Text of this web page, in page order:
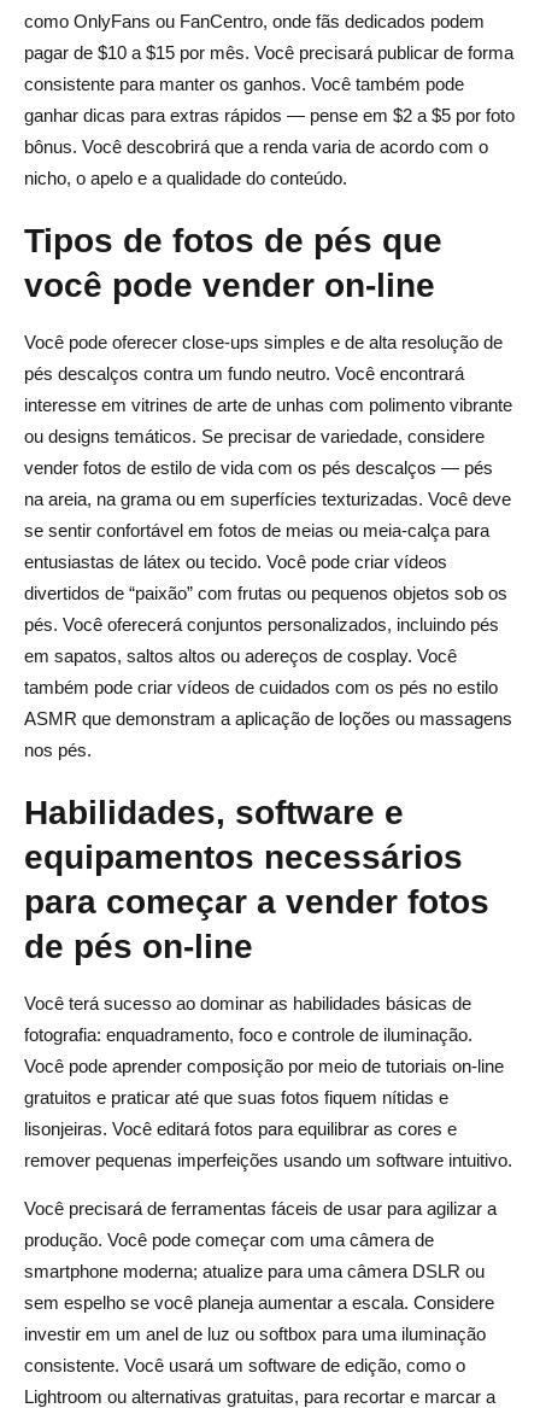
como OnlyFans ou FanCentro, onde fãs dedicados podem
pagar de $10 a $15 por mês. Você precisará publicar de forma
consistente para manter os ganhos. Você também pode
ganhar dicas para extras rápidos — pense em $2 a $5 por foto
bônus. Você descobrirá que a renda varia de acordo com o
nicho, o apelo e a qualidade do conteúdo.
Tipos de fotos de pés que
você pode vender on-line
Você pode oferecer close-ups simples e de alta resolução de
pés descalços contra um fundo neutro. Você encontrará
interesse em vitrines de arte de unhas com polimento vibrante
ou designs temáticos. Se precisar de variedade, considere
vender fotos de estilo de vida com os pés descalços — pés
na areia, na grama ou em superfícies texturizadas. Você deve
se sentir confortável em fotos de meias ou meia-calça para
entusiastas de látex ou tecido. Você pode criar vídeos
divertidos de “paixão” com frutas ou pequenos objetos sob os
pés. Você oferecerá conjuntos personalizados, incluindo pés
em sapatos, saltos altos ou adereços de cosplay. Você
também pode criar vídeos de cuidados com os pés no estilo
ASMR que demonstram a aplicação de loções ou massagens
nos pés.
Habilidades, software e
equipamentos necessários
para começar a vender fotos
de pés on-line
Você terá sucesso ao dominar as habilidades básicas de
fotografia: enquadramento, foco e controle de iluminação.
Você pode aprender composição por meio de tutoriais on-line
gratuitos e praticar até que suas fotos fiquem nítidas e
lisonjeiras. Você editará fotos para equilibrar as cores e
remover pequenas imperfeições usando um software intuitivo.
Você precisará de ferramentas fáceis de usar para agilizar a
produção. Você pode começar com uma câmera de
smartphone moderna; atualize para uma câmera DSLR ou
sem espelho se você planeja aumentar a escala. Considere
investir em um anel de luz ou softbox para uma iluminação
consistente. Você usará um software de edição, como o
Lightroom ou alternativas gratuitas, para recortar e marcar a